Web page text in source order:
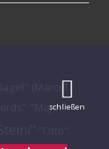
(Marcel
"Majorschließen